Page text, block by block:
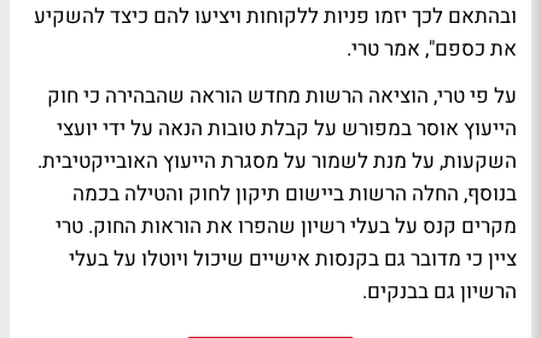
ובהתאם לכך יזמו פניות ללקוחות ויציעו להם כיצד להשקיע
את כספם", אמר טרי.
על פי טרי, הוציאה הרשות מחדש הוראה שהבהירה כי חוק
הייעוץ אוסר במפורש על קבלת טובות הנאה על ידי יועצי
השקעות, על מנת לשמור על מסגרת הייעוץ האובייקטיבית.
בנוסף, החלה הרשות ביישום תיקון לחוק והטילה בכמה
מקרים קנס על בעלי רשיון שהפרו את הוראות החוק. טרי
ציין כי מדובר גם בקנסות אישיים שיכול ויוטלו על בעלי
הרשיון גם בבנקים.